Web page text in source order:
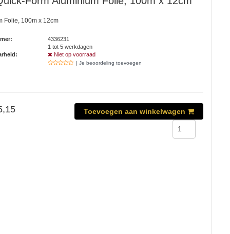
Folie, 100m x 12cm
4336231
1 tot 5 werkdagen
Niet op voorraad
| Je beoordeling toevoegen
Toevoegen aan winkelwagen